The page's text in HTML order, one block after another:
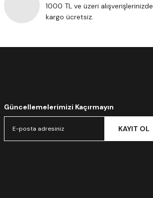
1000 TL ve üzeri alışverişlerinizde
kargo ücretsiz.
Güncellemelerimizi Kaçırmayın
KAYIT OL